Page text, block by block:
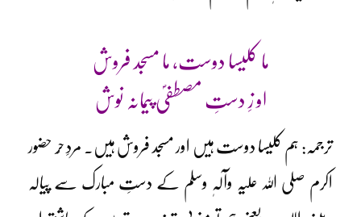
ما کلیسا دوست، ما مسجد فروش
او زِ دستِ مصطفیؐ پیمانہ نوش
ترجمہ: ہم کلیسا دوست ہیں اور مسجد فروش ہیں۔ مردِ حُر حضور
اکرم صلی اللہ علیہ وآلہٖ وسلم کے دستِ مبارک سے پیالہ